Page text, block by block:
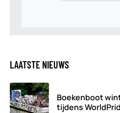
LAATSTE NIEUWS
Boekenboot
tijdens